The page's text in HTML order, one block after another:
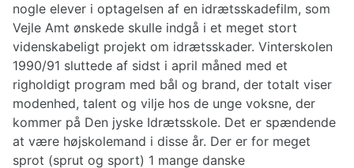
nogle elever i optagelsen af en idrætsskadefilm, som
Vejle Amt ønskede skulle indgå i et meget stort
videnskabeligt projekt om idrætsskader. Vinterskolen
1990/91 sluttede af sidst i april måned med et
righoldigt program med bål og brand, der totalt viser
modenhed, talent og vilje hos de unge voksne, der
kommer på Den jyske Idrætsskole. Det er spændende
at være højskolemand i disse år. Der er for meget
sprot (sprut og sport) 1 mange danske